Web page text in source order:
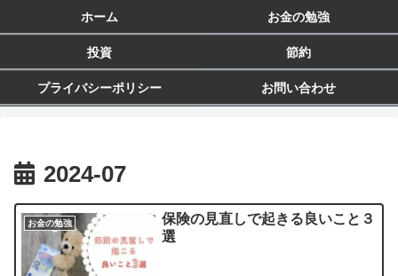
ホーム お金の勉強
投資 節約
プライバシーポリシー お問い合わせ
2024-07
お金の勉強
保険の見直しで起きる良いこと３
選